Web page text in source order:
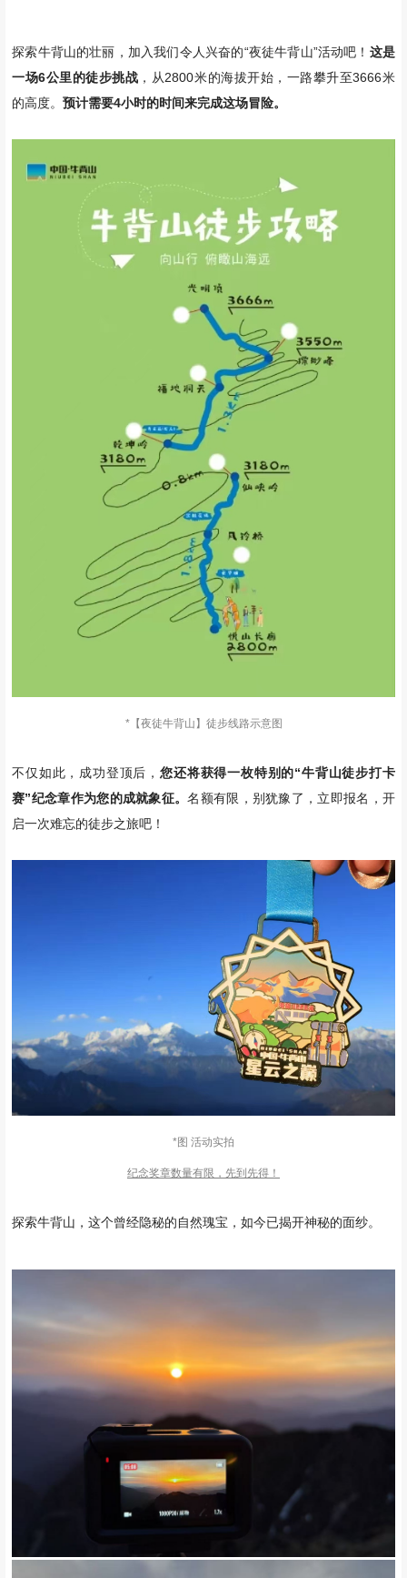
探索牛背山的壮丽，加入我们令人兴奋的“夜徒牛背山”活动吧！ 这是
一场6公里的徒步挑战 ，从2800米的海拔开始，一路攀升至3666米
的高度。预计需要4小时的时间来完成这场冒险。
*【夜徒牛背山】徒步线路示意图
不仅如此，成功登顶后，您还将获得一枚特别的“牛背山徒步打卡
赛”纪念章作为您的成就象征。名额有限，别犹豫了，立即报名，开
启一次难忘的徒步之旅吧！
*图 活动实拍
纪念奖章数量有限，先到先得！
探索牛背山，这个曾经隐秘的自然瑰宝，如今已揭开神秘的面纱。